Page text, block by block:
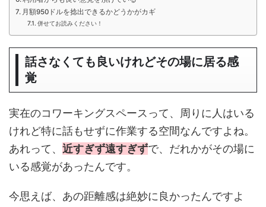
月額950ドルを捻出できるかどうかがカギ
併せてお読みください！
話さなくても良いけれどその場に居る感
覚
実在のコワーキングスペースって、周りに人はいる
けれど特に話もせずに作業する空間なんですよね。
あれって、 近すぎず遠すぎずで、だれかがその場に
いる感覚があったんです。
今思えば、あの距離感は絶妙に良かったんですよ